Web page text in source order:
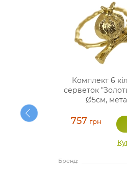
Комплект 6
серветок
Ø5см,
757 грн
Бренд: